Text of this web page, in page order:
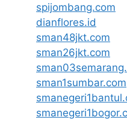
spijombang.com
dianflores.id
sman48jkt.com
sman26jkt.com
sman1sumbar.com